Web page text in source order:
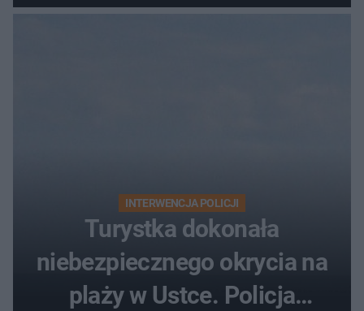
INTERWENCJA POLICJI
Turystka dokonała
niebezpiecznego okrycia na
plaży w Ustce. Policja